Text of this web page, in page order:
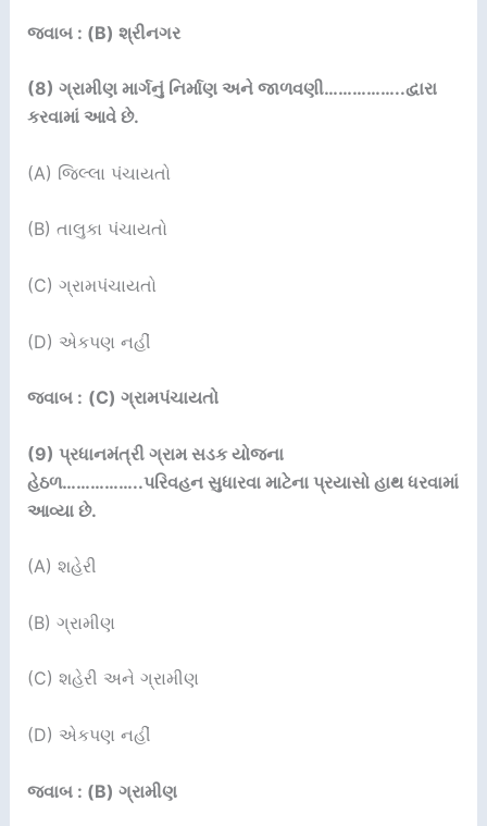
જવાબ : (B) શ્રીનગર
(8) ગ્રામીણ માર્ગનું નિર્માણ અને જાળવણી……………..દ્વારા
કરવામાં આવે છે.
(A) જિલ્લા પંચાયતો
(B) તાલુકા પંચાયતો
(C) ગ્રામપંચાયતો
(D) એકપણ નહીં
જવાબ : (C) ગ્રામપંચાયતો
(9) પ્રધાનમંત્રી ગ્રામ સડક યોજના
હેઠળ……………..પરિવહન સુધારવા માટેના પ્રયાસો હાથ ધરવામાં
આવ્યા છે.
(A) શહેરી
(B) ગ્રામીણ
(C) શહેરી અને ગ્રામીણ
(D) એકપણ નહીં
જવાબ : (B) ગ્રામીણ